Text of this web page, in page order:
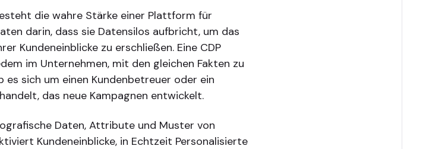
die wahre Stärke einer Plattform für
darin, dass sie Datensilos aufbricht, um das
Kundeneinblicke zu erschließen. Eine CDP
im Unternehmen, mit den gleichen Fakten zu
es sich um einen Kundenbetreuer oder ein
das neue Kampagnen entwickelt.
Daten, Attribute und Muster von
Kundeneinblicke, in Echtzeit Personalisierte